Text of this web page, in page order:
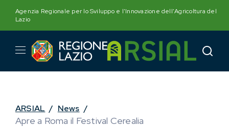
content
Agenzia Regionale per lo Sviluppo e l'Innovazione dell'Agricoltura del
Lazio
ARSIAL / News /
Apre a Roma il Festival Cerealia